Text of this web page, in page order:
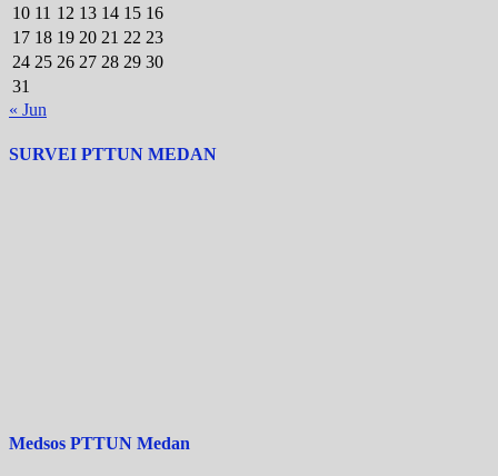
10 11 12 13 14 15 16
17 18 19 20 21 22 23
24 25 26 27 28 29 30
31
« Jun
SURVEI PTTUN MEDAN
Medsos PTTUN Medan